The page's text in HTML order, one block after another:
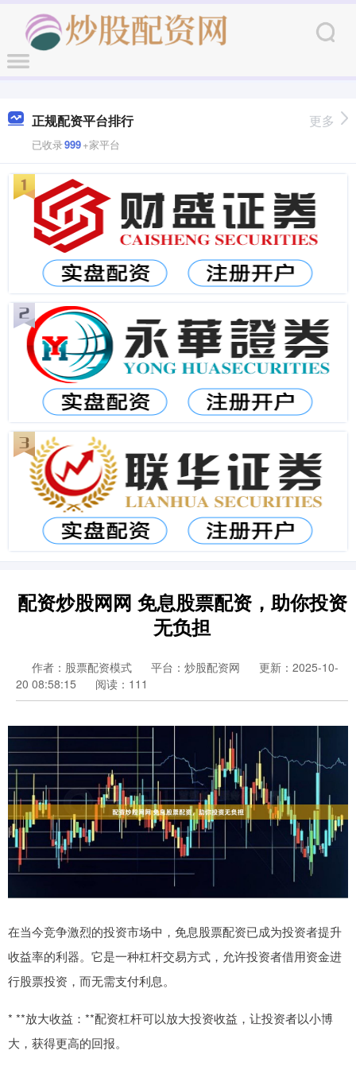
正规配资平台排行
已收录999+家平台
更多
配资炒股网网 免息股票配资，助你投资
无负担
作者：股票配资模式 平台：炒股配资网
更新：2025-10-
20 08:58:15
阅读：111
在当今竞争激烈的投资市场中，免息股票配资已成为投资者提升
收益率的利器。它是一种杠杆交易方式，允许投资者借用资金进
行股票投资，而无需支付利息。
* **放大收益：**配资杠杆可以放大投资收益，让投资者以小博
大，获得更高的回报。